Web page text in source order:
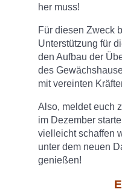
her muss!
Für diesen Zweck
Unterstützung für
den Aufbau der
des
mit vereinten
Also, meldet euch
im Dezember
vielleicht schaffen
unter dem neuen
genießen!